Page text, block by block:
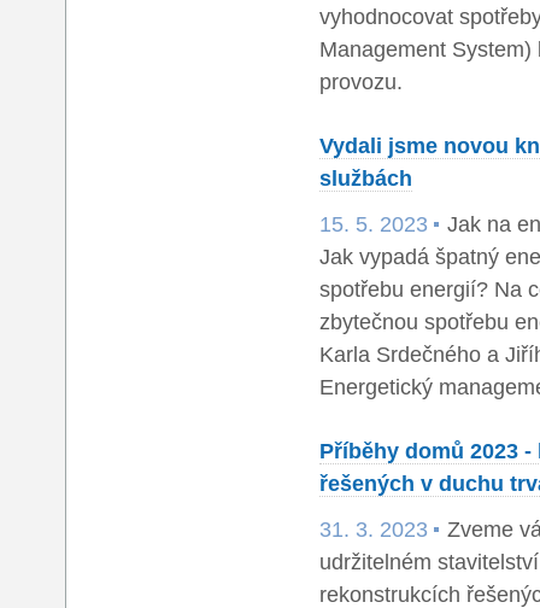
vyhodnocovat
Management
provozu.
Vydali jsme novou
službách
15. 5. 2023
Jak na
Jak vypadá špatný
spotřebu energií? Na
zbytečnou spotřebu
Karla Srdečného a
Energetický
Příběhy domů 2023
řešených v duchu
31. 3. 2023
Zveme
udržitelném
rekonstrukcích